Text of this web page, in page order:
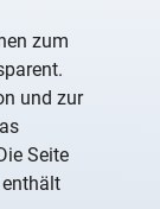
zum
und zur
Seite